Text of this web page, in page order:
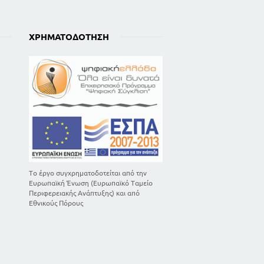
123
154
172
196
217
246
295
ΧΡΗΜΑΤΟΔΌΤΗΣΗ
Το έργο συγχρηματοδοτείται από την
Ευρωπαϊκή Ένωση (Ευρωπαϊκό Ταμείο
Περιφερειακής Ανάπτυξης) και από
Εθνικούς Πόρους